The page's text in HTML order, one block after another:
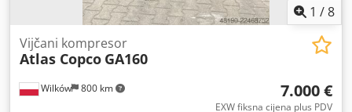
1 /8
Wilków 800 km
Vijčani kompresor
Atlas Copco GA160
7.000 €
EXW fiksna cijena plus PDV